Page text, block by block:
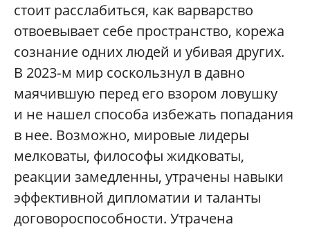
стоит расслабиться, как варварство
отвоевывает себе пространство, корежа
сознание одних людей и убивая других.
В 2023‑м мир соскользнул в давно
маячившую перед его взором ловушку
и не нашел способа избежать попадания
в нее. Возможно, мировые лидеры
мелковаты, философы жидковаты,
реакции замедленны, утрачены навыки
эффективной дипломатии и таланты
договороспособности. Утрачена